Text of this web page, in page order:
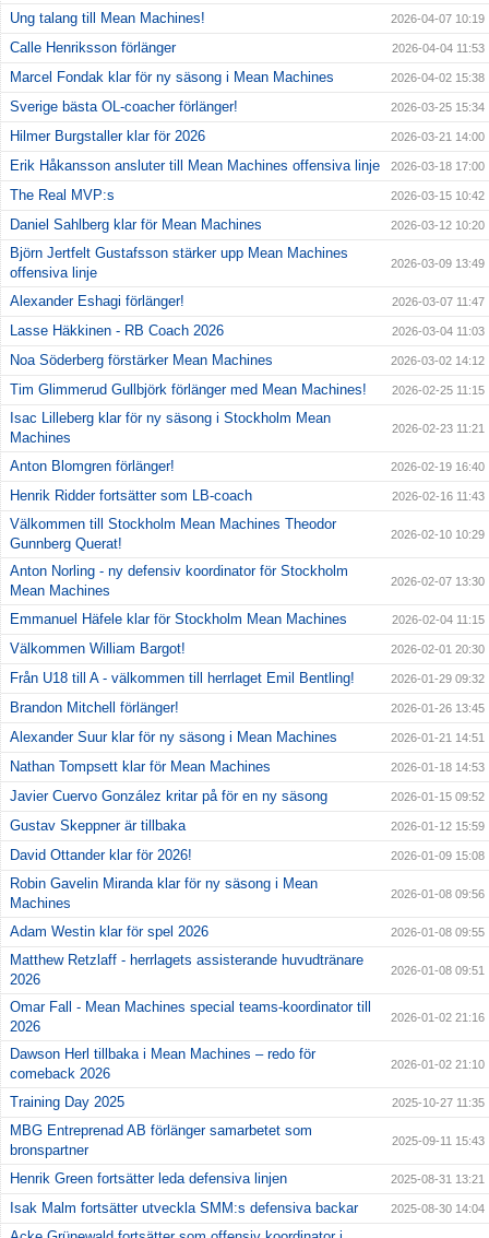
Ung talang till Mean Machines! 2026-04-07 10:19
Calle Henriksson förlänger 2026-04-04 11:53
Marcel Fondak klar för ny säsong i Mean Machines 2026-04-02 15:38
Sverige bästa OL-coacher förlänger! 2026-03-25 15:34
Hilmer Burgstaller klar för 2026 2026-03-21 14:00
Erik Håkansson ansluter till Mean Machines offensiva linje 2026-03-18 17:00
The Real MVP:s 2026-03-15 10:42
Daniel Sahlberg klar för Mean Machines 2026-03-12 10:20
Björn Jertfelt Gustafsson stärker upp Mean Machines
offensiva linje
2026-03-09 13:49
Alexander Eshagi förlänger! 2026-03-07 11:47
Lasse Häkkinen - RB Coach 2026 2026-03-04 11:03
Noa Söderberg förstärker Mean Machines 2026-03-02 14:12
Tim Glimmerud Gullbjörk förlänger med Mean Machines! 2026-02-25 11:15
Isac Lilleberg klar för ny säsong i Stockholm Mean
Machines
2026-02-23 11:21
Anton Blomgren förlänger! 2026-02-19 16:40
Henrik Ridder fortsätter som LB-coach 2026-02-16 11:43
Välkommen till Stockholm Mean Machines Theodor
Gunnberg Querat!
2026-02-10 10:29
Anton Norling - ny defensiv koordinator för Stockholm
Mean Machines
2026-02-07 13:30
Emmanuel Häfele klar för Stockholm Mean Machines 2026-02-04 11:15
Välkommen William Bargot! 2026-02-01 20:30
Från U18 till A - välkommen till herrlaget Emil Bentling! 2026-01-29 09:32
Brandon Mitchell förlänger! 2026-01-26 13:45
Alexander Suur klar för ny säsong i Mean Machines 2026-01-21 14:51
Nathan Tompsett klar för Mean Machines 2026-01-18 14:53
Javier Cuervo González kritar på för en ny säsong 2026-01-15 09:52
Gustav Skeppner är tillbaka 2026-01-12 15:59
David Ottander klar för 2026! 2026-01-09 15:08
Robin Gavelin Miranda klar för ny säsong i Mean
Machines
2026-01-08 09:56
Adam Westin klar för spel 2026 2026-01-08 09:55
Matthew Retzlaff - herrlagets assisterande huvudtränare
2026
2026-01-08 09:51
Omar Fall - Mean Machines special teams-koordinator till
2026
2026-01-02 21:16
Dawson Herl tillbaka i Mean Machines – redo för
comeback 2026
2026-01-02 21:10
Training Day 2025 2025-10-27 11:35
MBG Entreprenad AB förlänger samarbetet som
bronspartner
2025-09-11 15:43
Henrik Green fortsätter leda defensiva linjen 2025-08-31 13:21
Isak Malm fortsätter utveckla SMM:s defensiva backar 2025-08-30 14:04